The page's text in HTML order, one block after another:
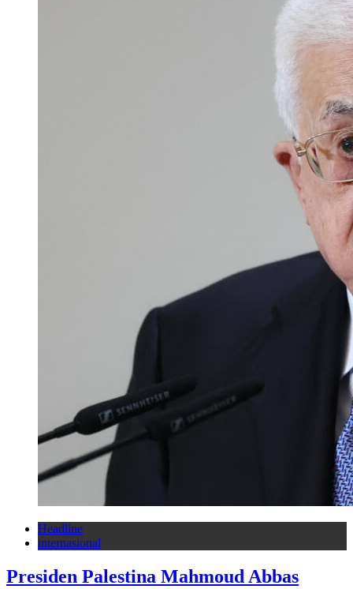
Headline
internasional
Presiden Palestina Mahmoud Abbas